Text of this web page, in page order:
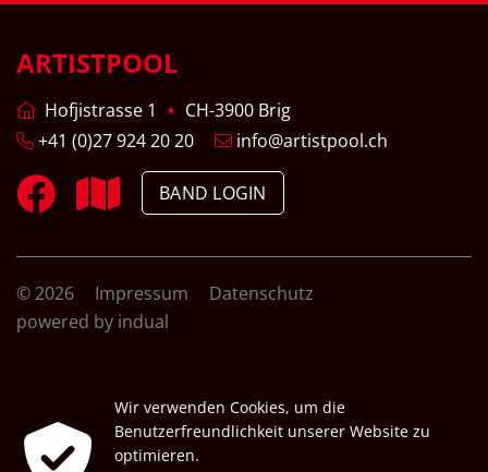
ARTISTPOOL
Hofjistrasse 1
CH-3900 Brig
+41 (0)27 924 20 20
info@artistpool.ch
BAND LOGIN
© 2026 Impressum
Datenschutz
powered by indual
Wir verwenden Cookies, um die
Benutzerfreundlichkeit unserer Website zu
optimieren.